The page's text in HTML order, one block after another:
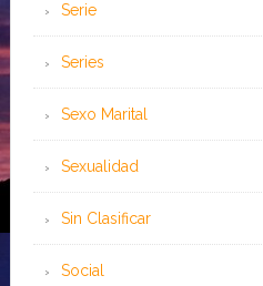
Serie
Series
Sexo Marital
Sexualidad
Sin Clasificar
Social